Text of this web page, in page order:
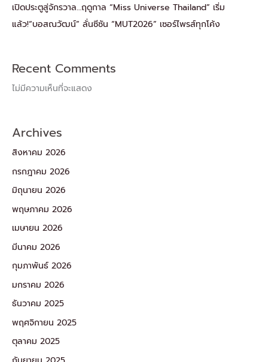
เปิดประตูสู่จักรวาล…ฤดูกาล “Miss Universe Thailand” เริ่ม
แล้ว!“บอสณวัฒน์” ลั่นซีซัน “MUT2026” เซอร์ไพรส์ทุกโค้ง
Recent Comments
ไม่มีความเห็นที่จะแสดง
Archives
สิงหาคม 2026
กรกฎาคม 2026
มิถุนายน 2026
พฤษภาคม 2026
เมษายน 2026
มีนาคม 2026
กุมภาพันธ์ 2026
มกราคม 2026
ธันวาคม 2025
พฤศจิกายน 2025
ตุลาคม 2025